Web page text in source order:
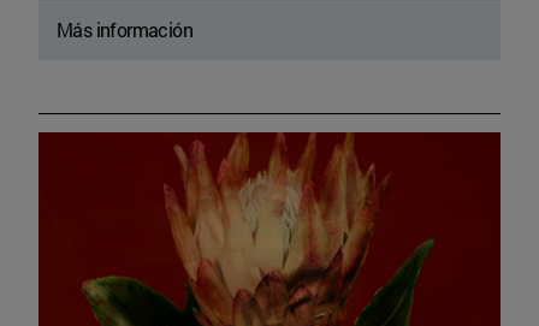
Más información